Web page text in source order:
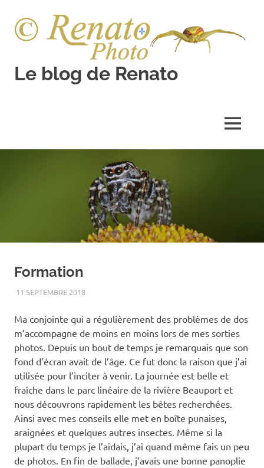
content
Le blog de Renato
MENU
Formation
11 SEPTEMBRE 2018RENATO
ARAIGNÉE
Ma conjointe qui a régulièrement des problèmes de dos
m’accompagne de moins en moins lors de mes sorties
photos. Depuis un bout de temps je remarquais que son
fond d’écran avait de l’âge. Ce fut donc la raison que j’ai
utilisée pour l’inciter à venir. La journée est belle et
fraîche dans le parc linéaire de la rivière Beauport et
nous découvrons rapidement les bêtes recherchées.
Ainsi avec mes conseils elle met en boîte punaises,
araignées et quelques autres insectes. Même si la
plupart du temps je l’aidais, j’ai quand même fais un peu
de photos. En fin de ballade, j’avais une bonne panoplie